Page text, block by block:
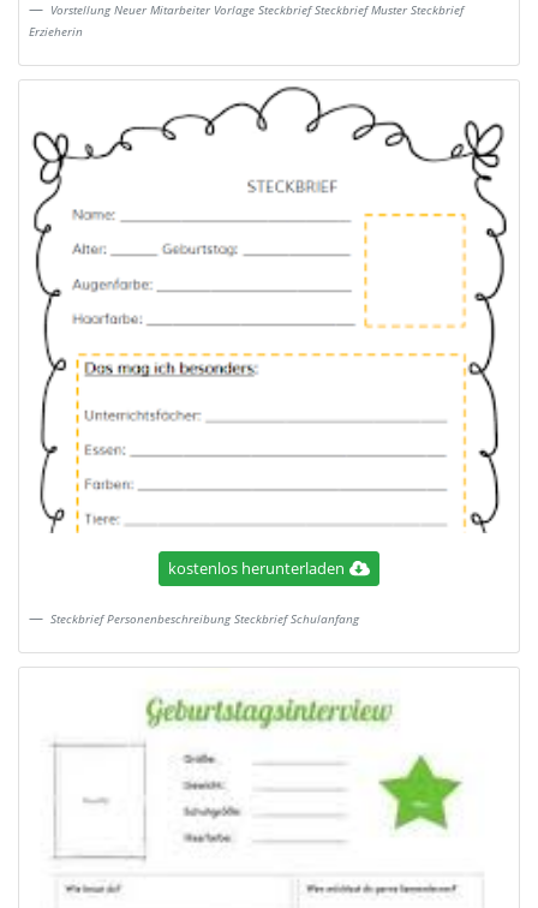
Vorstellung Neuer Mitarbeiter Vorlage Steckbrief Steckbrief Muster Steckbrief
Erzieherin
kostenlos herunterladen
Steckbrief Personenbeschreibung Steckbrief Schulanfang